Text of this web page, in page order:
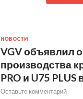
НОВОСТИ
VGV объявлил
производства
PRO и U75
Оставьте комментарий